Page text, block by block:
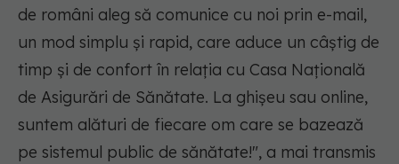
de români aleg să comunice cu noi prin e-mail,
un mod simplu și rapid, care aduce un câștig de
timp și de confort în relația cu Casa Națională
de Asigurări de Sănătate. La ghișeu sau online,
suntem alături de fiecare om care se bazează
pe sistemul public de sănătate!", a mai transmis